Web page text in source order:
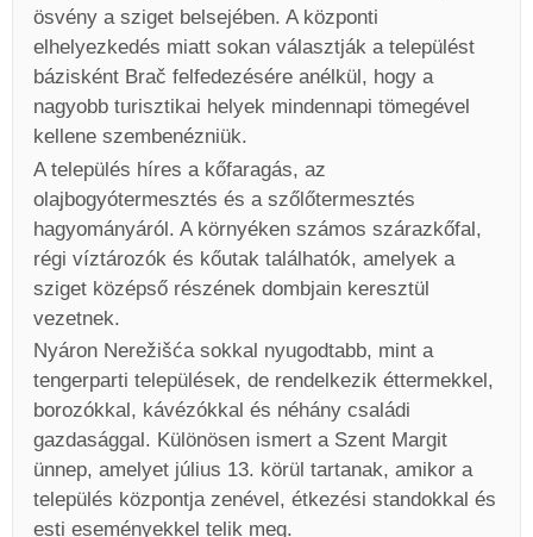
ösvény a sziget belsejében. A központi
elhelyezkedés miatt sokan választják a települést
bázisként Brač felfedezésére anélkül, hogy a
nagyobb turisztikai helyek mindennapi tömegével
kellene szembenézniük.
A település híres a kőfaragás, az
olajbogyótermesztés és a szőlőtermesztés
hagyományáról. A környéken számos szárazkőfal,
régi víztározók és kőutak találhatók, amelyek a
sziget középső részének dombjain keresztül
vezetnek.
Nyáron Nerežišća sokkal nyugodtabb, mint a
tengerparti települések, de rendelkezik éttermekkel,
borozókkal, kávézókkal és néhány családi
gazdasággal. Különösen ismert a Szent Margit
ünnep, amelyet július 13. körül tartanak, amikor a
település központja zenével, étkezési standokkal és
esti eseményekkel telik meg.